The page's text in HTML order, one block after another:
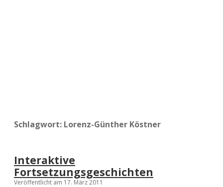
Schlagwort: Lorenz-Günther Köstner
Interaktive
Fortsetzungsgeschichten
Veröffentlicht am 17. März 2011